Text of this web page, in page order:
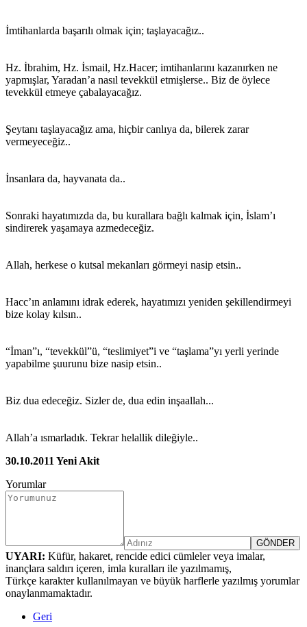
İmtihanlarda başarılı olmak için; taşlayacağız..
Hz. İbrahim, Hz. İsmail, Hz.Hacer; imtihanlarını kazanırken ne
yapmışlar, Yaradan’a nasıl tevekkül etmişlerse.. Biz de öylece
tevekkül etmeye çabalayacağız.
Şeytanı taşlayacağız ama, hiçbir canlıya da, bilerek zarar
vermeyeceğiz..
İnsanlara da, hayvanata da..
Sonraki hayatımızda da, bu kurallara bağlı kalmak için, İslam’ı
sindirerek yaşamaya azmedeceğiz.
Allah, herkese o kutsal mekanları görmeyi nasip etsin..
Hacc’ın anlamını idrak ederek, hayatımızı yeniden şekillendirmeyi
bize kolay kılsın..
“İman”ı, “tevekkül”ü, “teslimiyet”i ve “taşlama”yı yerli yerinde
yapabilme şuurunu bize nasip etsin..
Biz dua edeceğiz. Sizler de, dua edin inşaallah...
Allah’a ısmarladık. Tekrar helallik dileğiyle..
30.10.2011 Yeni Akit
Yorumlar
UYARI: Küfür, hakaret, rencide edici cümleler veya imalar,
inançlara saldırı içeren, imla kuralları ile yazılmamış,
Türkçe karakter kullanılmayan ve büyük harflerle yazılmış yorumlar
onaylanmamaktadır.
Geri